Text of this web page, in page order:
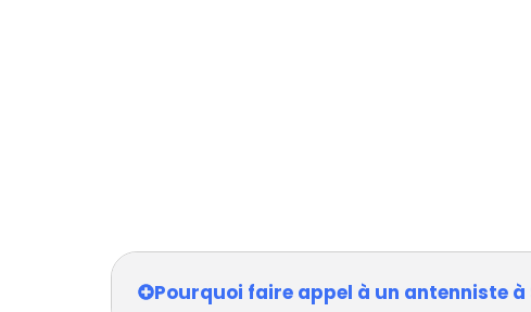
Pourquoi faire appel à un antenniste à